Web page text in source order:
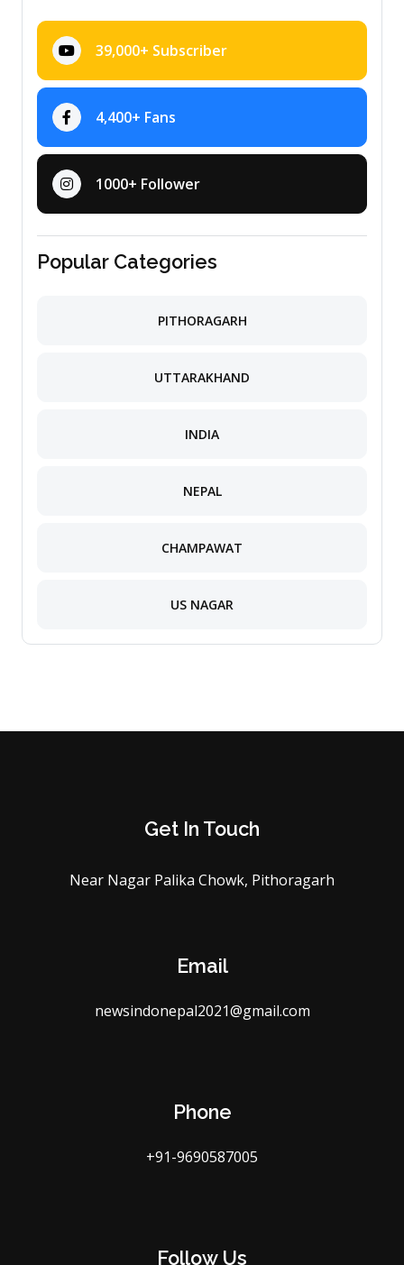
39,000+ Subscriber
4,400+ Fans
1000+ Follower
Popular Categories
PITHORAGARH
UTTARAKHAND
INDIA
NEPAL
CHAMPAWAT
US NAGAR
Get In Touch
Near Nagar Palika Chowk, Pithoragarh
Email
newsindonepal2021@gmail.com
Phone
+91-9690587005
Follow Us